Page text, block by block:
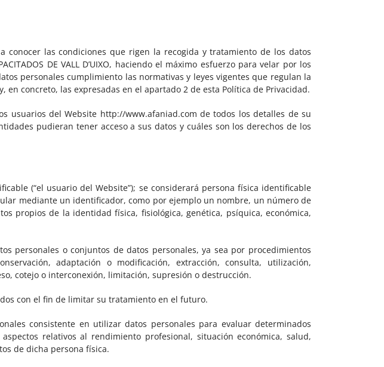
conocer las condiciones que rigen la recogida y tratamiento de los datos
DE VALL D’UIXO, haciendo el máximo esfuerzo para velar por los
personales cumplimiento las normativas y leyes vigentes que regulan la
concreto, las expresadas en el apartado 2 de esta Política de Privacidad.
usuarios del Website http://www.afaniad.com de todos los detalles de su
pudieran tener acceso a sus datos y cuáles son los derechos de los
(“el usuario del Website”); se considerará persona física identificable
mediante un identificador, como por ejemplo un nombre, un número de
propios de la identidad física, fisiológica, genética, psíquica, económica,
personales o conjuntos de datos personales, ya sea por procedimientos
adaptación o modificación, extracción, consulta, utilización,
cotejo o interconexión, limitación, supresión o destrucción.
con el fin de limitar su tratamiento en el futuro.
consistente en utilizar datos personales para evaluar determinados
relativos al rendimiento profesional, situación económica, salud,
de dicha persona física.